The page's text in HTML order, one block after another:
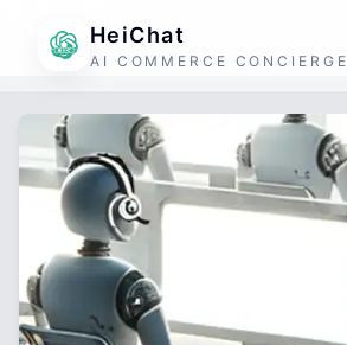
HeiChat
AI COMMERCE CONCIERGE